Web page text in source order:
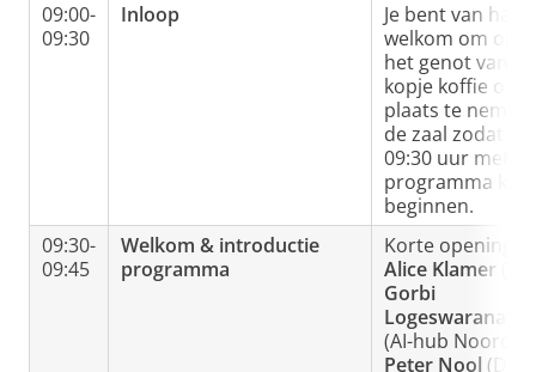
09:00-
09:30
Inloop
Je bent van harte
welkom om
het genot van
kopje koffie of
plaats te nemen
de zaal zodat
09:30 uur met
programma
beginnen.
09:30-
09:45
Welkom & introductie
programma
Korte opening
Alice Klamer
Gorbi
(AI-hub Noord)
Peter Nool (Dell